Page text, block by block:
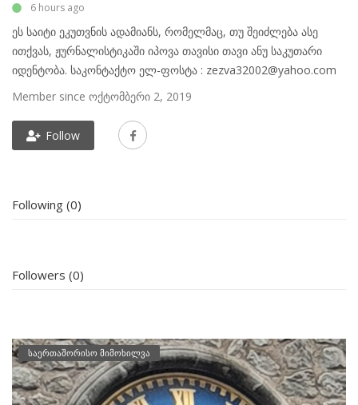
ისტორია
სტატიები
6 hours ago
ეს საიტი ეკუთვნის ადამიანს, რომელმაც, თუ შეიძლება ასე
ითქვას, ჟურნალისტიკაში იპოვა თავისი თავი ანუ საკუთარი
იდენტობა. საკონტაქტო ელ-ფოსტა : zezva32002@yahoo.com
Member since ოქტომბერი 2, 2019
Follow
Following (0)
Followers (0)
საერთაშორისო მიმოხილვა